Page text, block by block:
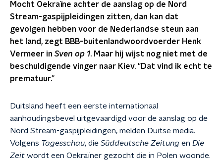
Mocht Oekraïne achter de aanslag op de Nord
Stream-gaspijpleidingen zitten, dan kan dat
gevolgen hebben voor de Nederlandse steun aan
het land, zegt BBB-buitenlandwoordvoerder Henk
Vermeer in Sven op 1. Maar hij wijst nog niet met de
beschuldigende vinger naar Kiev. "Dat vind ik echt te
prematuur."
Duitsland heeft een eerste internationaal
aanhoudingsbevel uitgevaardigd voor de aanslag op de
Nord Stream-gaspijpleidingen, melden Duitse media.
Volgens Tagesschau, die Süddeutsche Zeitung en Die
Zeit wordt een Oekraïner gezocht die in Polen woonde.